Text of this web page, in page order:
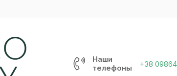
Наши
телефоны
+38